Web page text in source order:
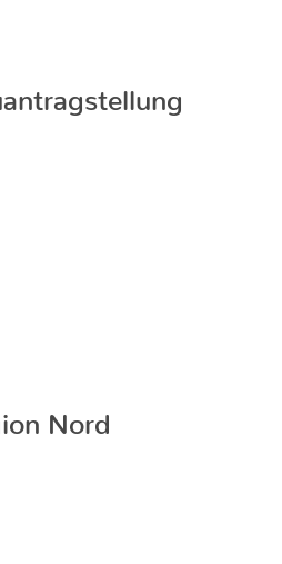
Nord